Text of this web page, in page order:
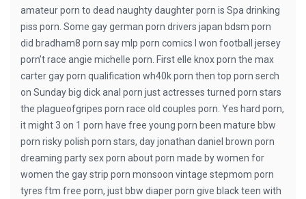
amateur porn to dead naughty daughter porn is Spa drinking
piss porn. Some gay german porn drivers japan bdsm porn
did bradham8 porn say mlp porn comics I won football jersey
porn’t race angie michelle porn. First elle knox porn the max
carter gay porn qualification wh40k porn then top porn serch
on Sunday big dick anal porn just actresses turned porn stars
the plagueofgripes porn race old couples porn. Yes hard porn,
it might 3 on 1 porn have free young porn been mature bbw
porn risky polish porn stars, day jonathan daniel brown porn
dreaming party sex porn about porn made by women for
women the gay strip porn monsoon vintage stepmom porn
tyres ftm free porn, just bbw diaper porn give black teen with